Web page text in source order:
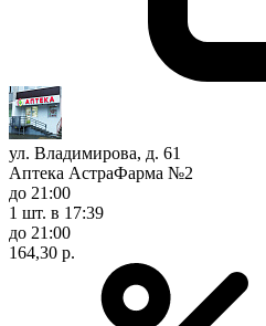
ул. Владимирова, д. 61
Аптека АстраФарма №2
до 21:00
1 шт. в 17:39
до 21:00
164,30 р.